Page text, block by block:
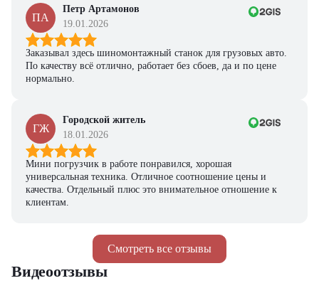
Смотреть все отзывы
ПА
Петр Артамонов
19.01.2026
Заказывал здесь шиномонтажный станок для грузовых авто.
По качеству всё отлично, работает без сбоев, да и по цене
нормально.
ГЖ
Городской житель
18.01.2026
Мини погрузчик в работе понравился, хорошая
универсальная техника. Отличное соотношение цены и
качества. Отдельный плюс это внимательное отношение к
клиентам.
Видеоотзывы